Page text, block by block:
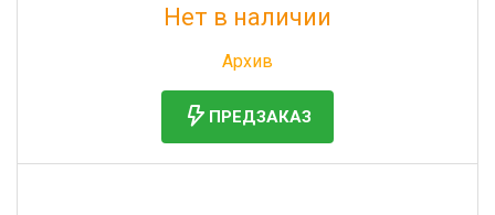
Нет в наличии
Архив
ПРЕДЗАКАЗ